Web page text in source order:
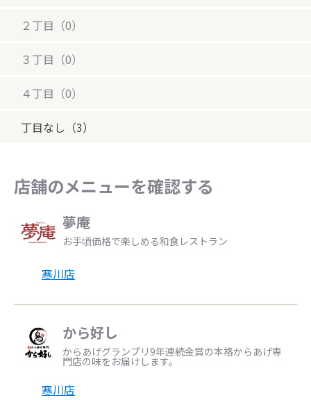
２丁目（0）
３丁目（0）
４丁目（0）
丁目なし（3）
店舗のメニューを確認する
夢庵
お手頃価格で楽しめる和食レストラン
寒川店
から好し
からあげグランプリ9年連続金賞の本格からあげ専
門店の味をお届けします。
寒川店